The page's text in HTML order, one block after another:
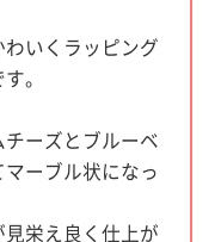
いくラッピング
。
ーズとブルーベ
ーブル状になっ
栄え良く仕上が